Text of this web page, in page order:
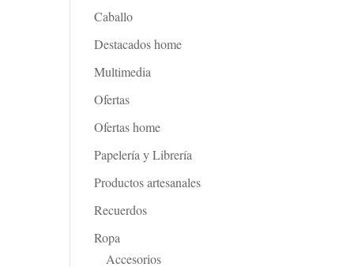
Caballo
Destacados home
Multimedia
Ofertas
Ofertas home
Papelería y Librería
Productos artesanales
Recuerdos
Ropa
Accesorios